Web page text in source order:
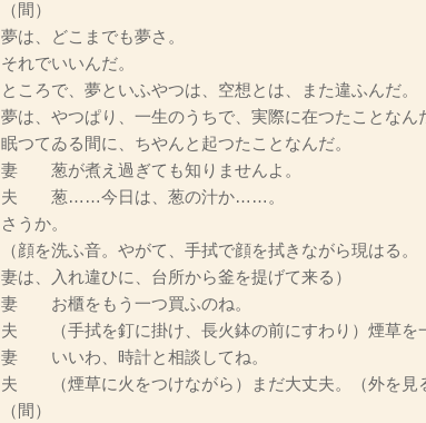
（間）
夢は、どこまでも夢さ。
それでいいんだ。
ところで、夢といふやつは、空想とは、また違ふんだ。
夢は、やつぱり、一生のうちで、実際に在つたことなん
眠つてゐる間に、ちやんと起つたことなんだ。
妻 葱が煮え過ぎても知りませんよ。
夫 葱……今日は、葱の汁か……。
さうか。
（顔を洗ふ音。やがて、手拭で顔を拭きながら現はる。
妻は、入れ違ひに、台所から釜を提げて来る）
妻 お櫃をもう一つ買ふのね。
夫 （手拭を釘に掛け、長火鉢の前にすわり）煙草を
妻 いいわ、時計と相談してね。
夫 （煙草に火をつけながら）まだ大丈夫。（外を見
（間）